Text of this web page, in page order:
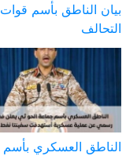
بيان الناطق بأسم قوات
التحالف
الناطق العسكري بأسم